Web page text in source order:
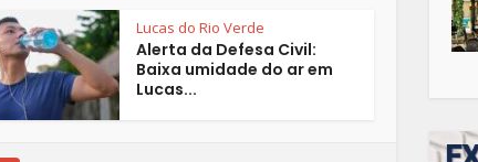
Lucas do Rio Verde
Alerta da Defesa Civil:
Baixa umidade do ar em
Lucas...